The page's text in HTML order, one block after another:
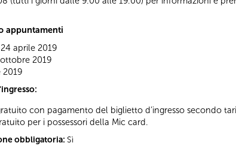
appuntamenti
aprile 2019
2019
2019
con pagamento del biglietto d’ingresso secondo
per i possessori della Mic card.
obbligatoria: Sì